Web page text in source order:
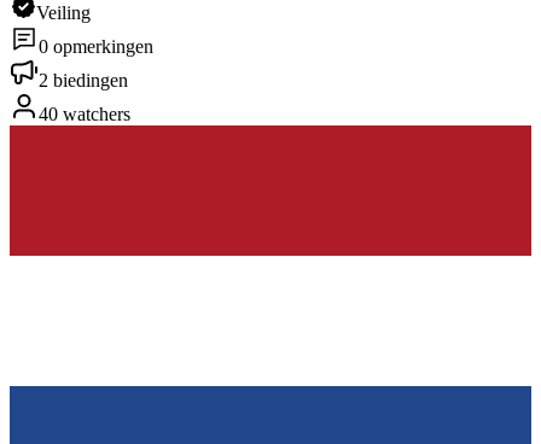
Veiling
0 opmerkingen
2 biedingen
40 watchers